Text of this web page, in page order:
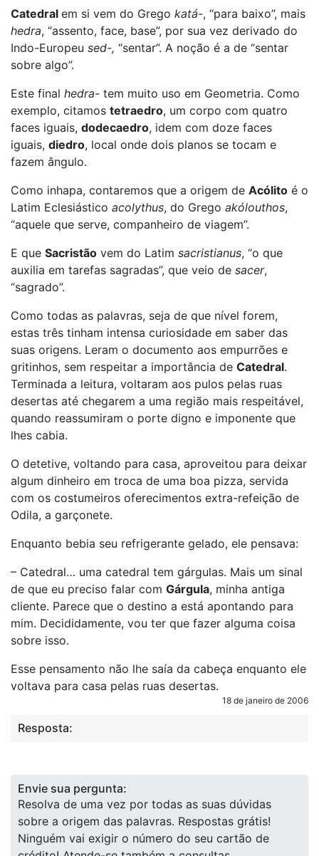
Catedral em si vem do Grego katá-, “para baixo”, mais
hedra, “assento, face, base”, por sua vez derivado do
Indo-Europeu sed-, “sentar”. A noção é a de “sentar
sobre algo”.
Este final hedra- tem muito uso em Geometria. Como
exemplo, citamos tetraedro, um corpo com quatro
faces iguais, dodecaedro, idem com doze faces
iguais, diedro, local onde dois planos se tocam e
fazem ângulo.
Como inhapa, contaremos que a origem de Acólito é o
Latim Eclesiástico acolythus, do Grego akólouthos,
“aquele que serve, companheiro de viagem”.
E que Sacristão vem do Latim sacristianus, “o que
auxilia em tarefas sagradas”, que veio de sacer,
“sagrado”.
Como todas as palavras, seja de que nível forem,
estas três tinham intensa curiosidade em saber das
suas origens. Leram o documento aos empurrões e
gritinhos, sem respeitar a importância de Catedral.
Terminada a leitura, voltaram aos pulos pelas ruas
desertas até chegarem a uma região mais respeitável,
quando reassumiram o porte digno e imponente que
lhes cabia.
O detetive, voltando para casa, aproveitou para deixar
algum dinheiro em troca de uma boa pizza, servida
com os costumeiros oferecimentos extra-refeição de
Odila, a garçonete.
Enquanto bebia seu refrigerante gelado, ele pensava:
– Catedral… uma catedral tem gárgulas. Mais um sinal
de que eu preciso falar com Gárgula, minha antiga
cliente. Parece que o destino a está apontando para
mim. Decididamente, vou ter que fazer alguma coisa
sobre isso.
Esse pensamento não lhe saía da cabeça enquanto ele
voltava para casa pelas ruas desertas.
18 de janeiro de 2006
Resposta:
Envie sua pergunta:
Resolva de uma vez por todas as suas dúvidas
sobre a origem das palavras. Respostas grátis!
Ninguém vai exigir o número do seu cartão de